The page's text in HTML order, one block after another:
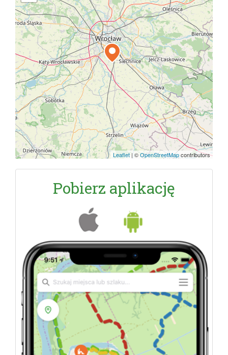
Leaflet | ©OpenStreetMapcontributors
Pobierz aplikację